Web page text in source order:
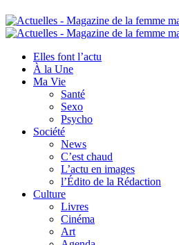
Elles font l’actu
À la Une
Ma Vie
Santé
Sexo
Psycho
Société
News
C’est chaud
L’actu en images
l’Édito de la Rédaction
Culture
Livres
Cinéma
Art